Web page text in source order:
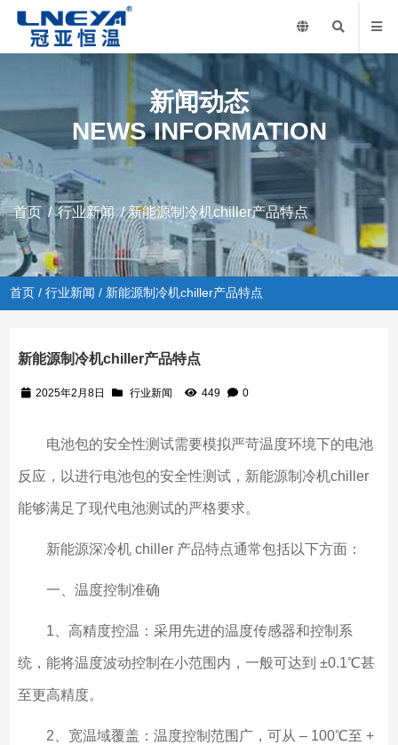
新闻动态
NEWS INFORMATION
首页 /行业新闻/ 新能源制冷机chiller产品特点
首页 /行业新闻 / 新能源制冷机chiller产品特点
新能源制冷机chiller产品特点
2025年2月8日 行业新闻 449 0
电池包的安全性测试需要模拟严苛温度环境下的电池
反应，以进行电池包的安全性测试，新能源制冷机chiller
能够满足了现代电池测试的严格要求。
新能源深冷机 chiller 产品特点通常包括以下方面：
一、温度控制准确
1、高精度控温：采用先进的温度传感器和控制系
统，能将温度波动控制在小范围内，一般可达到 ±0.1℃甚
至更高精度。
2、宽温域覆盖：温度控制范围广，可从 – 100℃至 +